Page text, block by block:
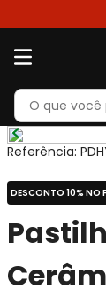
Referência:
DESCONTO 10% NO